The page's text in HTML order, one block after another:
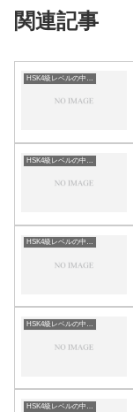
関連記事
HSK4級レベルの中国語
HSK4級レベルの中国語
HSK4級レベルの中国語